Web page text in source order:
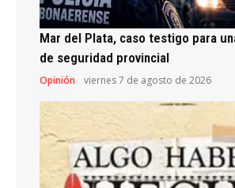
Mar del Plata, caso testigo para
de seguridad provincial
Opinión viernes 7 de agosto de 2026